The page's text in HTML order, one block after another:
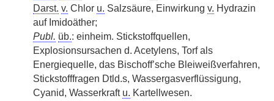
Darst. v. Chlor u. Salzsäure, Einwirkung v. Hydrazin
auf Imidoäther;
Publ. üb.: einheim. Stickstoffquellen,
Explosionsursachen d. Acetylens, Torf als
Energiequelle, das Bischoff’sche Bleiweißverfahren,
Stickstofffragen Dtld.s, Wassergasverflüssigung,
Cyanid, Wasserkraft u. Kartellwesen.